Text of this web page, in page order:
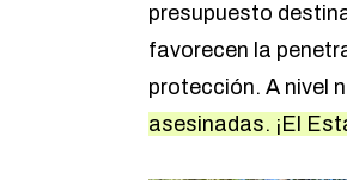
presupuesto
favorecen la
protección. A nivel
asesinadas. ¡El